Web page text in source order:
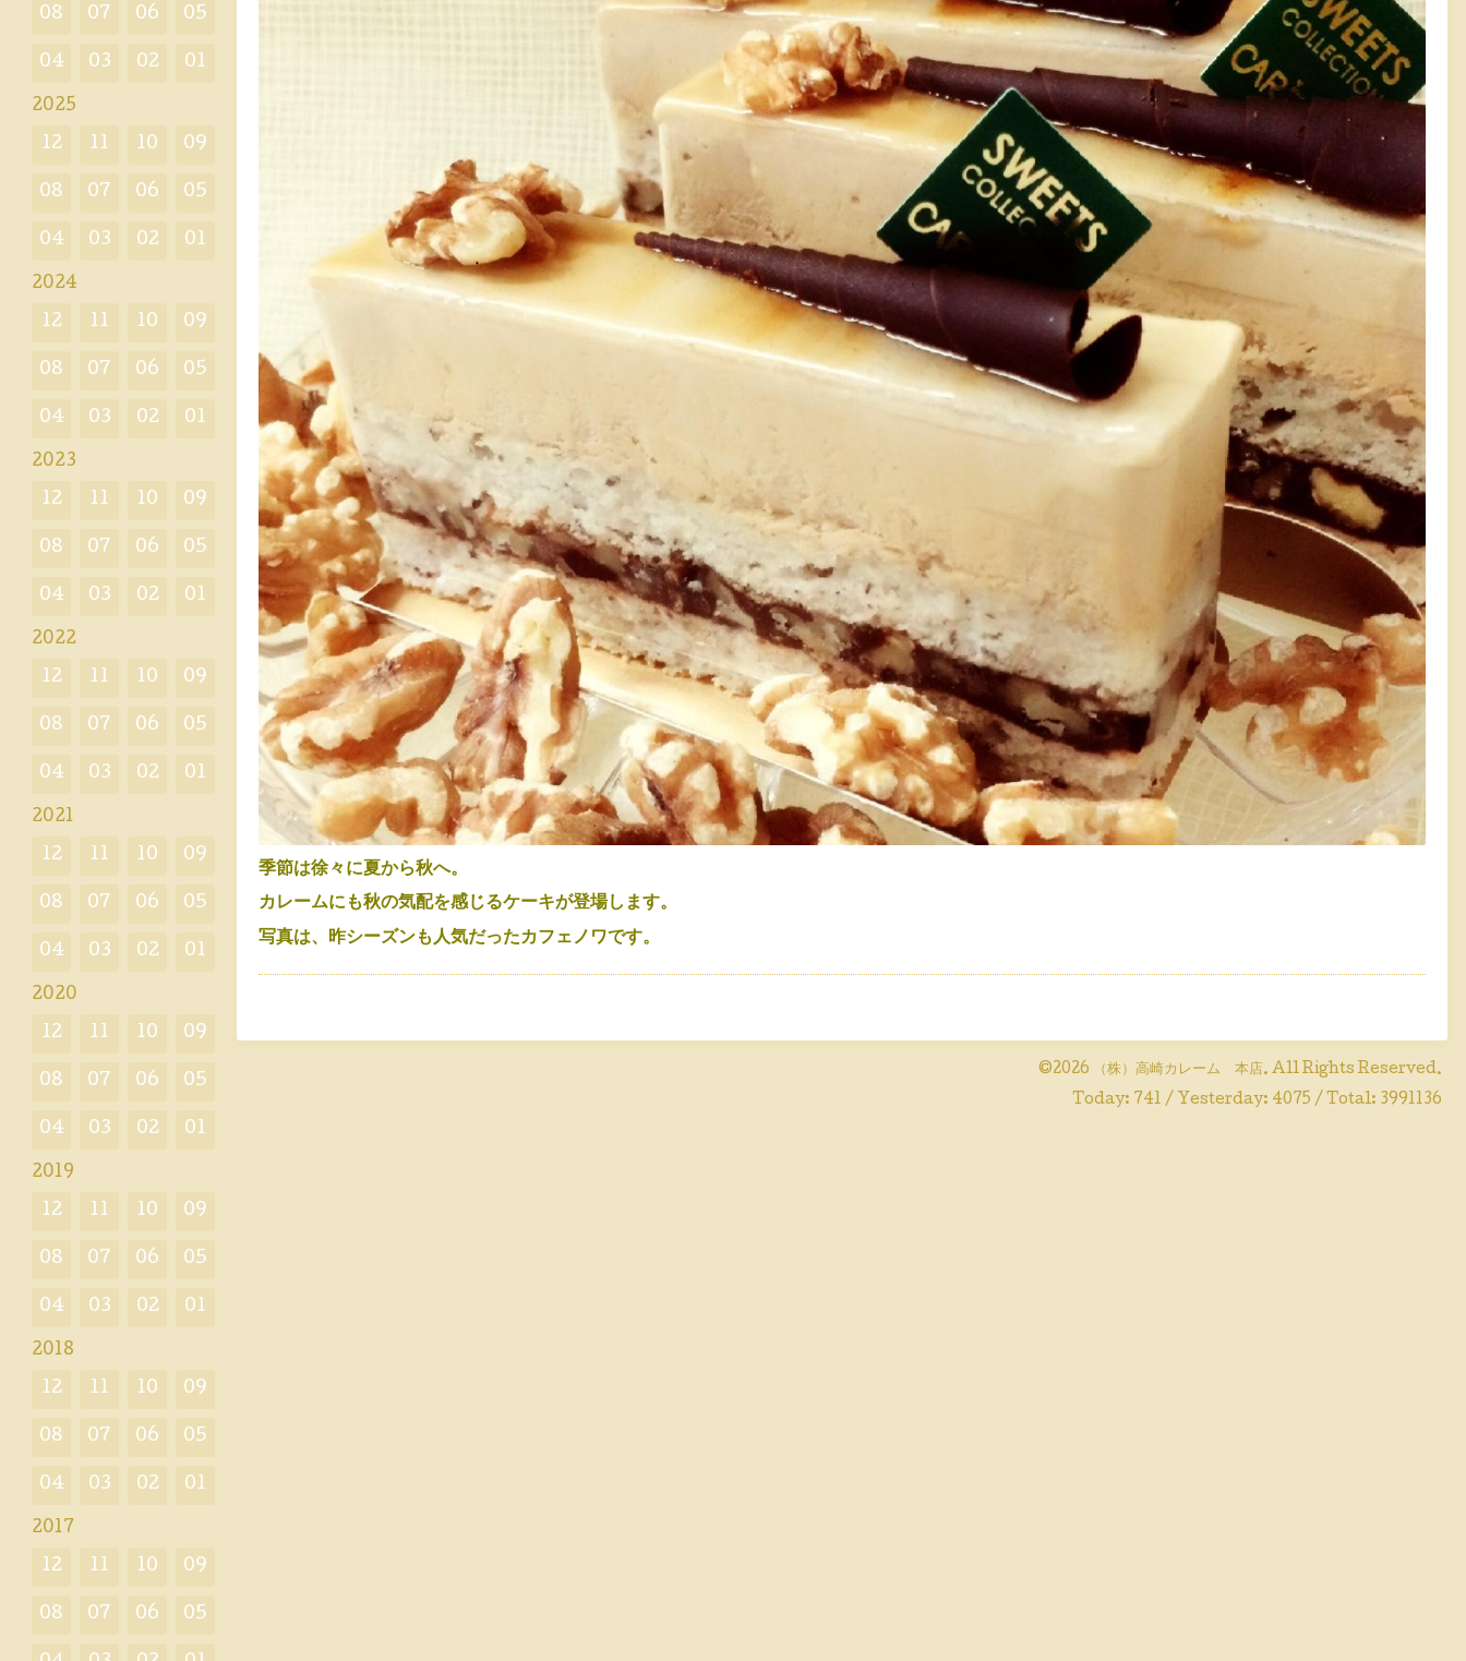
季節は徐々に夏から秋へ。
カレームにも秋の気配を感じるケーキが登場します。
写真は、昨シーズンも人気だったカフェノワです。
©2026 （株）高崎カレーム 本店. All Rights Reserved.
Today: 741 / Yesterday: 4075 / Total: 3991136
08 07 06 05
04 03 02 01
2025
12 11 10 09
08 07 06 05
04 03 02 01
2024
12 11 10 09
08 07 06 05
04 03 02 01
2023
12 11 10 09
08 07 06 05
04 03 02 01
2022
12 11 10 09
08 07 06 05
04 03 02 01
2021
12 11 10 09
08 07 06 05
04 03 02 01
2020
12 11 10 09
08 07 06 05
04 03 02 01
2019
12 11 10 09
08 07 06 05
04 03 02 01
2018
12 11 10 09
08 07 06 05
04 03 02 01
2017
12 11 10 09
08 07 06 05